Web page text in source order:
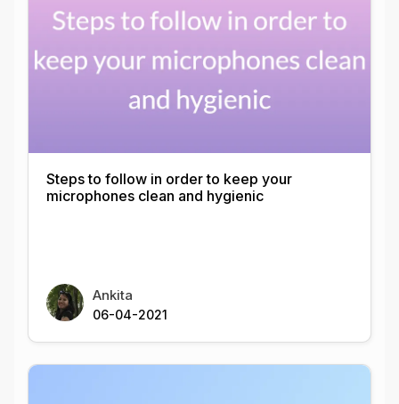
Steps to follow in order to keep your
microphones clean and hygienic
Ankita
06-04-2021